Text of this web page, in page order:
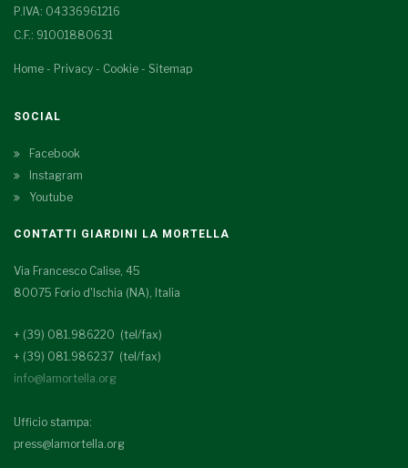
P.IVA: 04336961216
C.F.: 91001880631
Home - Privacy - Cookie - Sitemap
SOCIAL
Facebook
Instagram
Youtube
CONTATTI GIARDINI LA MORTELLA
Via Francesco Calise, 45
80075 Forio d'Ischia (NA), Italia
+ (39) 081.986220 (tel/fax)
+ (39) 081.986237 (tel/fax)
info@lamortella.org
Ufficio stampa:
press@lamortella.org